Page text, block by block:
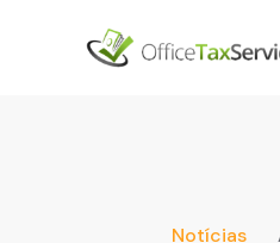
Notícias